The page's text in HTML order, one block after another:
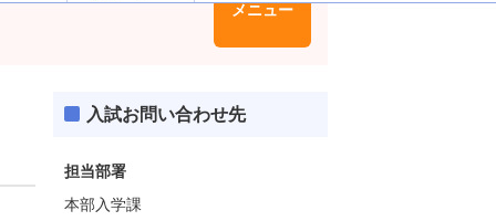
メニュー
入試お問い合わせ先
担当部署
本部入学課